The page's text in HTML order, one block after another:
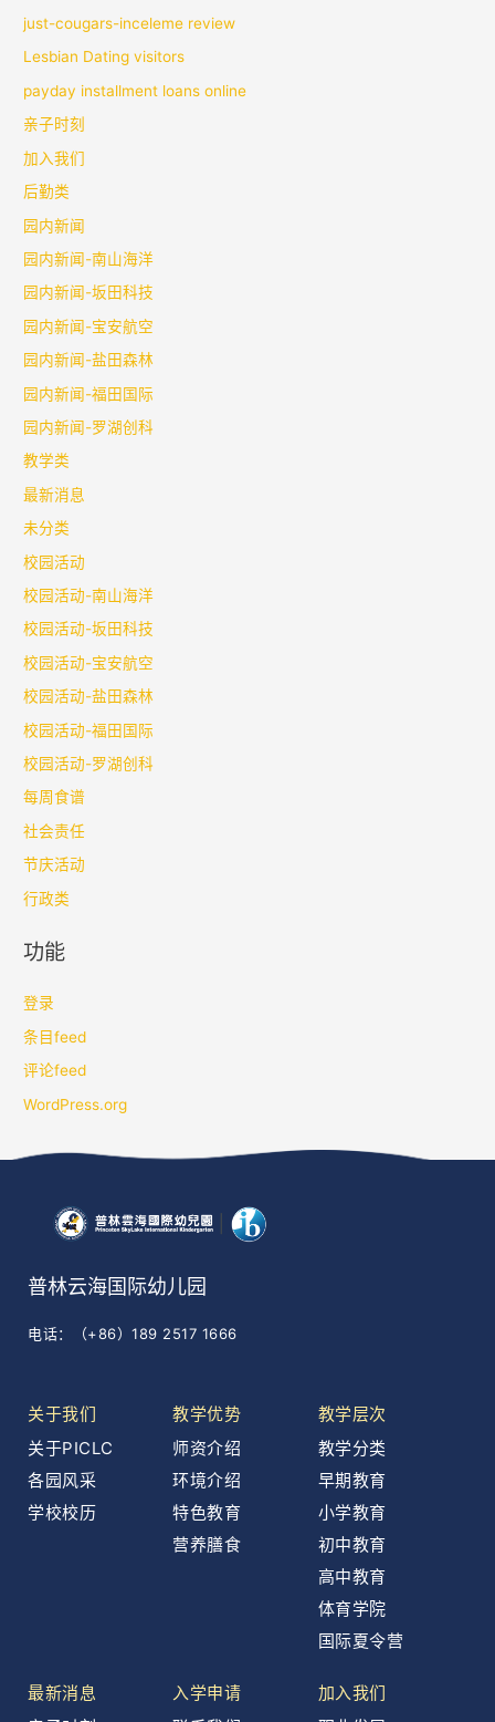
just-cougars-inceleme review
Lesbian Dating visitors
payday installment loans online
亲子时刻
加入我们
后勤类
园内新闻
园内新闻-南山海洋
园内新闻-坂田科技
园内新闻-宝安航空
园内新闻-盐田森林
园内新闻-福田国际
园内新闻-罗湖创科
教学类
最新消息
未分类
校园活动
校园活动-南山海洋
校园活动-坂田科技
校园活动-宝安航空
校园活动-盐田森林
校园活动-福田国际
校园活动-罗湖创科
每周食谱
社会责任
节庆活动
行政类
功能
登录
条目feed
评论feed
WordPress.org
普林云海国际幼儿园
电话：（+86）189 2517 1666
关于我们
关于PICLC
各园风采
学校校历
教学优势
师资介绍
环境介绍
特色教育
营养膳食
教学层次
教学分类
早期教育
小学教育
初中教育
高中教育
体育学院
国际夏令营
最新消息
入学申请
加入我们